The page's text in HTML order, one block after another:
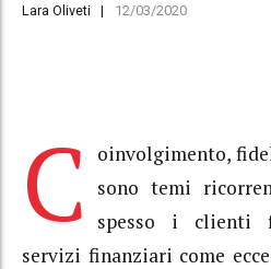
Lara Oliveti 12/03/2020
C
oinvolgimento,
sono temi
spesso i clienti
servizi finanziari come